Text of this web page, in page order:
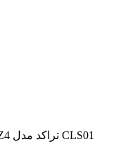
پک کامل دزدگیر اماکن کلاسیک Z4 تراکد مدل CLS01